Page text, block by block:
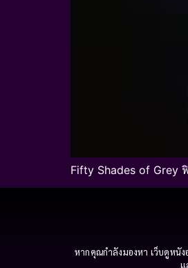
Fifty Shades of Grey
หากคุณกำลังมองหา เว็บดูหนั
แ